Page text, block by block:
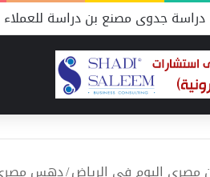
دراسة جدوى مصنع بن دراسة للعملاء
/دهس